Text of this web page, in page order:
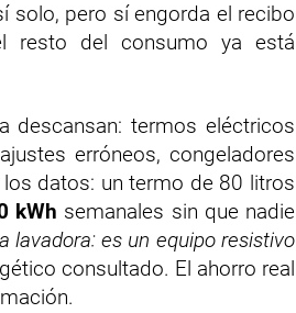
solo, pero sí engorda el recibo
resto del consumo ya está
descansan: termos eléctricos
erróneos, congeladores
datos: un termo de 80 litros
kWh semanales sin que nadie
lavadora: es un equipo resistivo
consultado. El ahorro real